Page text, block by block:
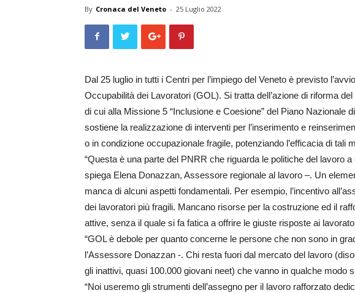
By Cronaca del Veneto - 25 Luglio 2022
Dal 25 luglio in tutti i Centri per l’impiego del Veneto è previsto
Occupabilità dei Lavoratori (GOL). Si tratta dell’azione di riforma
di cui alla Missione 5 “Inclusione e Coesione” del Piano Nazionale
sostiene la realizzazione di interventi per l’inserimento e
o in condizione occupazionale fragile, potenziando l’efficacia di tali
“Questa è una parte del PNRR che riguarda le politiche del lavoro
spiega Elena Donazzan, Assessore regionale al lavoro –. Un
manca di alcuni aspetti fondamentali. Per esempio, l’incentivo
dei lavoratori più fragili. Mancano risorse per la costruzione ed il
attive, senza il quale si fa fatica a offrire le giuste risposte ai
“GOL è debole per quanto concerne le persone che non sono in
l’Assessore Donazzan -. Chi resta fuori dal mercato del lavoro
gli inattivi, quasi 100.000 giovani neet) che vanno in qualche modo
“Noi useremo gli strumenti dell’assegno per il lavoro rafforzato